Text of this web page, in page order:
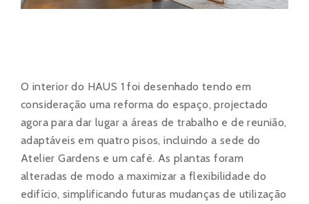
O interior do HAUS 1 foi desenhado tendo em
consideração uma reforma do espaço, projectado
agora para dar lugar a áreas de trabalho e de reunião,
adaptáveis em quatro pisos, incluindo a sede do
Atelier Gardens e um café. As plantas foram
alteradas de modo a maximizar a flexibilidade do
edifício, simplificando futuras mudanças de utilização